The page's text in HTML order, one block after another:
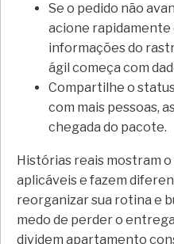
Se o pedido não
acione rapidamente
informações do
ágil começa com
Compartilhe o
com mais pessoas,
chegada do pacote.
Histórias reais mostram o
aplicáveis e fazem
reorganizar sua rotina e
medo de perder o
dividem apartamento